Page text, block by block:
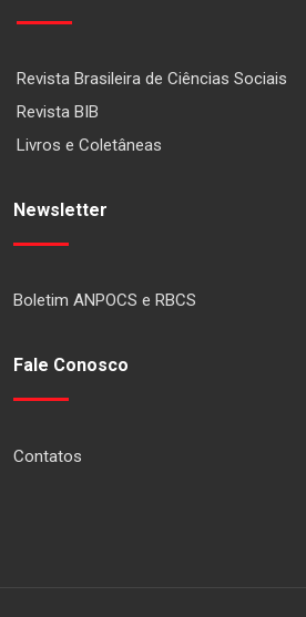
Revista Brasileira de Ciências Sociais
Revista BIB
Livros e Coletâneas
Newsletter
Boletim ANPOCS e RBCS
Fale Conosco
Contatos